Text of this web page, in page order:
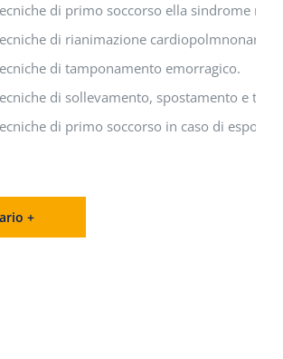
di primo soccorso ella sindrome
di rianimazione cardiopolmnonare.
di tamponamento emorragico.
di sollevamento, spostamento e
di primo soccorso in caso di
+